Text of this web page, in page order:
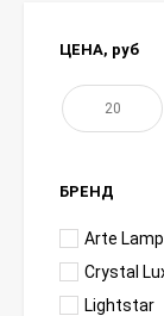
ЦЕНА, руб
БРЕНД
Arte Lamp
Crystal
Lightstar